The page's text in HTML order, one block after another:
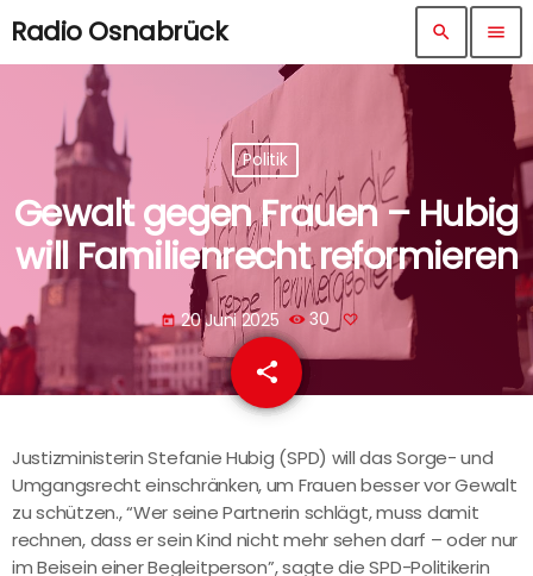
Radio Osnabrück search menu
Politik
Gewalt gegen Frauen – Hubig
will Familienrecht reformieren
today 20 Juni 2025 30
share
email
Justizministerin Stefanie Hubig (SPD) will das Sorge- und
Umgangsrecht einschränken, um Frauen besser vor Gewalt
zu schützen., “Wer seine Partnerin schlägt, muss damit
rechnen, dass er sein Kind nicht mehr sehen darf – oder nur
im Beisein einer Begleitperson”, sagte die SPD-Politikerin